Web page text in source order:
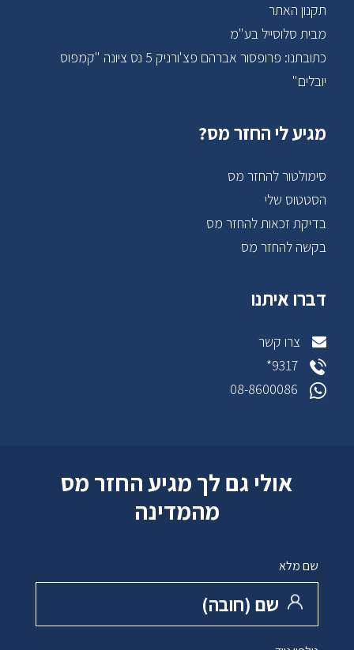
תקנון האתר
מבית סלוסייל בע"מ
כתובתנו: פרופסור אברהם פצ'ורניק 5 נס ציונה "קמפוס
יובלים"
מגיע לי החזר מס?
סימולטור להחזר מס
הסטטוס שלי
בדיקת זכאות להחזר מס
בקשה להחזר מס
דברו איתנו
צרו קשר
9317*
08-8600086
אולי גם לך מגיע החזר מס
מהמדינה
שם מלא
שם ‏(חובה)